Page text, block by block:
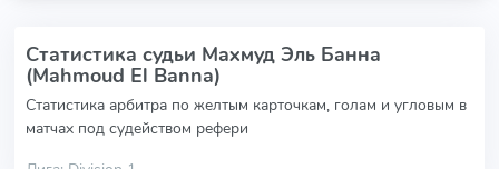
Статистика судьи Махмуд Эль Банна
(Mahmoud El Banna)
Статистика арбитра по желтым карточкам, голам и угловым в
матчах под судейством рефери